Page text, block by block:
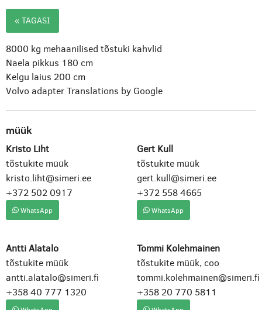
« TAGASI
8000 kg mehaanilised tõstuki kahvlid
Naela pikkus 180 cm
Kelgu laius 200 cm
Volvo adapterTranslations by Google
müük
Kristo Liht
tõstukite müük
kristo.liht@simeri.ee
+372 502 0917
WhatsApp
Gert Kull
tõstukite müük
gert.kull@simeri.ee
+372 558 4665
WhatsApp
Antti Alatalo
tõstukite müük
antti.alatalo@simeri.fi
+358 40 777 1320
Tommi Kolehmainen
tõstukite müük, coo
tommi.kolehmainen@simeri.fi
+358 20 770 5811